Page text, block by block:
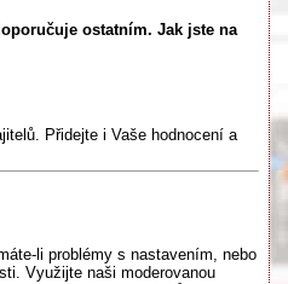
ostatním. Jak jste na
Přidejte i Vaše hodnocení a
li problémy s nastavením, nebo
Využijte naši moderovanou